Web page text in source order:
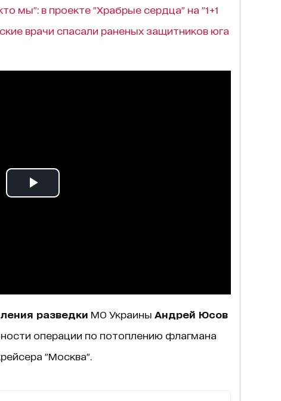
мы": в проекте "Храбрые сердца" на "1+1
врачи спасали раненых защитников юга
разведки МО Украины Андрей Юсов
операции по потоплению флагмана
"Москва".